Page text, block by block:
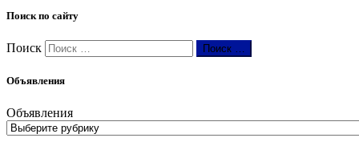
Поиск по сайту
Поиск Поиск …
Объявления
Объявления